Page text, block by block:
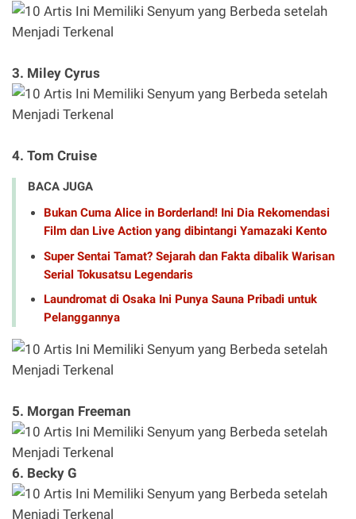
3. Miley Cyrus
4. Tom Cruise
BACA JUGA
Bukan Cuma Alice in Borderland! Ini Dia Rekomendasi
Film dan Live Action yang dibintangi Yamazaki Kento
Super Sentai Tamat? Sejarah dan Fakta dibalik Warisan
Serial Tokusatsu Legendaris
Laundromat di Osaka Ini Punya Sauna Pribadi untuk
Pelanggannya
5. Morgan Freeman
6. Becky G